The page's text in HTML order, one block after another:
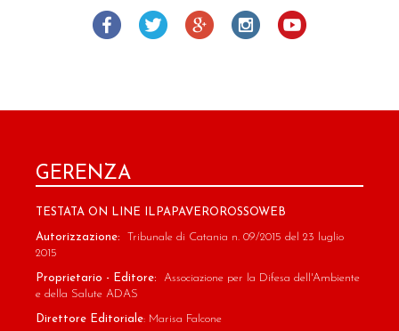
GERENZA
TESTATA ON LINE ILPAPAVEROROSSOWEB
Autorizzazione: Tribunale di Catania n. 09/2015 del 23 luglio
2015
Proprietario - Editore: Associazione per la Difesa dell'Ambiente
e della Salute ADAS
Direttore Editoriale: Marisa Falcone